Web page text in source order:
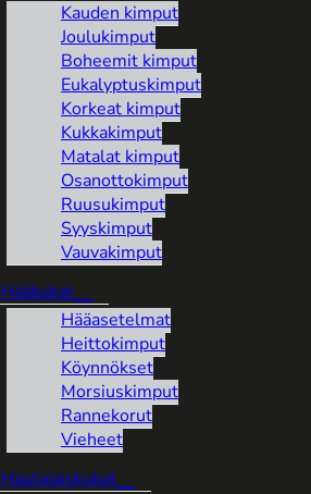
Kauden kimput
Joulukimput
Boheemit kimput
Eukalyptuskimput
Korkeat kimput
Kukkakimput
Matalat kimput
Osanottokimput
Ruusukimput
Syyskimput
Vauvakimput
Hääkukat
Hääasetelmat
Heittokimput
Köynnökset
Morsiuskimput
Rannekorut
Vieheet
Hautajaiskukat